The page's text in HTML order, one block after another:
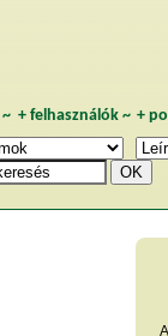
~ + felhasználók~ +